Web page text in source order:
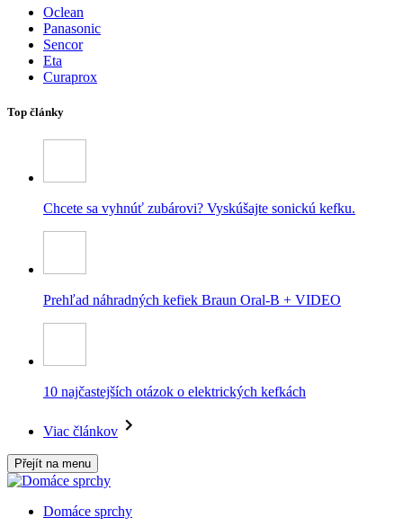
Oclean
Panasonic
Sencor
Eta
Curaprox
Top články
Chcete sa vyhnúť zubárovi? Vyskúšajte sonickú kefku.
Prehľad náhradných kefiek Braun Oral-B + VIDEO
10 najčastejších otázok o elektrických kefkách
Viac článkov
Přejít na menu
Domáce sprchy